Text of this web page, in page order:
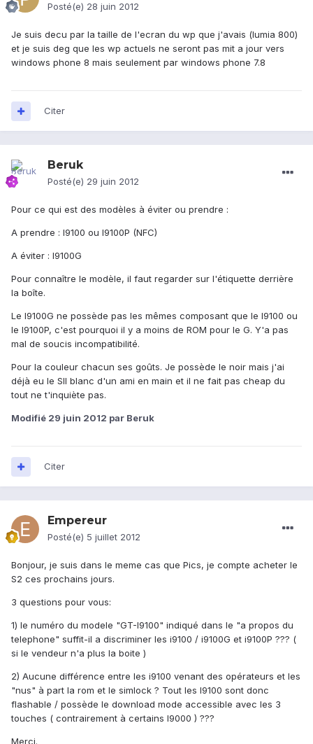
Posté(e) 28 juin 2012
Je suis decu par la taille de l'ecran du wp que j'avais (lumia 800)
et je suis deg que les wp actuels ne seront pas mit a jour vers
windows phone 8 mais seulement par windows phone 7.8
Citer
Beruk
Posté(e) 29 juin 2012
Pour ce qui est des modèles à éviter ou prendre :
A prendre : I9100 ou I9100P (NFC)
A éviter : I9100G
Pour connaître le modèle, il faut regarder sur l'étiquette derrière
la boîte.
Le I9100G ne possède pas les mêmes composant que le I9100 ou
le I9100P, c'est pourquoi il y a moins de ROM pour le G. Y'a pas
mal de soucis incompatibilité.
Pour la couleur chacun ses goûts. Je possède le noir mais j'ai
déjà eu le SII blanc d'un ami en main et il ne fait pas cheap du
tout ne t'inquiète pas.
Modifié 29 juin 2012 par Beruk
Citer
Empereur
Posté(e) 5 juillet 2012
Bonjour, je suis dans le meme cas que Pics, je compte acheter le
S2 ces prochains jours.
3 questions pour vous:
1) le numéro du modele "GT-I9100" indiqué dans le "a propos du
telephone" suffit-il a discriminer les i9100 / i9100G et i9100P ??? (
si le vendeur n'a plus la boite )
2) Aucune différence entre les i9100 venant des opérateurs et les
"nus" à part la rom et le simlock ? Tout les I9100 sont donc
flashable / possède le download mode accessible avec les 3
touches ( contrairement à certains I9000 ) ???
Merci.